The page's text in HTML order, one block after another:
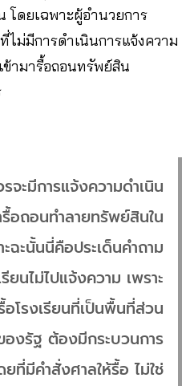
โดยเฉพาะผู้อำนวยการ
ไม่มีการดำเนินการแจ้งความ
ข้ามารื้อถอนทรัพย์สิน
จะมีการแจ้งความดำเนิน
อถอนทำลายทรัพย์สินใน
ะฉะนั้นนี่คือประเด็นคำถาม
ยนไม่ไปแจ้งความ เพราะ
อโรงเรียนที่เป็นพื้นที่ส่วน
งรัฐ ต้องมีกระบวนการ
ที่มีคำสั่งศาลให้รื้อ ไม่ใช่